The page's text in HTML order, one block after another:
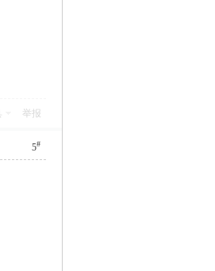
举报
5#